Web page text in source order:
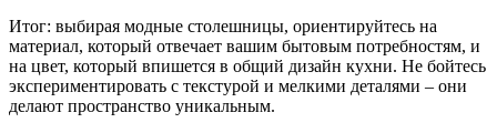
Итог: выбирая модные столешницы, ориентируйтесь на
материал, который отвечает вашим бытовым потребностям, и
на цвет, который впишется в общий дизайн кухни. Не бойтесь
экспериментировать с текстурой и мелкими деталями – они
делают пространство уникальным.